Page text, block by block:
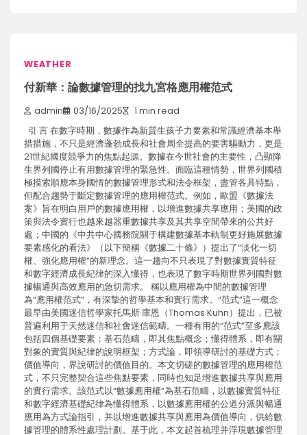
WEATHER
付新華：論數據管理的找九宮格應用權范式
admin 03/16/2025 1 min read
引 言 在數字時期，數據作為新質生孩子力要素和常識經濟基本舉
措措施，不只是經濟蓬勃成長和社會周全提高的要害驅動力，更是
21世紀國度競爭力的焦點起源。數據在今世社會的主要性，凸顯降
生界列國停止有用數據管理的緊急性。面臨這種情勢，世界列國積
極摸索順應本身國情的數據管理形式和法令框架，盡管各具特點，
但配合趨勢于斷定數據管理的應用權范式。例如，歐盟《數據法
案》旨在明白用戶的數據應用權，以增進數據共享應用；美國的政
策與法令實行也越來越器重數據共享及其共享空間帶來的公共好
處；中國的《中共中心國務院關于構建數據基本軌制更好施展數據
要素感化的看法》（以下簡稱《數據二十條》）提出了“淡化一切
權、強化應用權”的新理念。這一趨向不只表現了對數據實質特征
和數字經濟成長紀律的深入懂得，也表現了數字時期世界列國對數
據暢通與高效應用的急切需求。 稱以應用權為中間的數據管理
為“應用權范式”，有深摯的哲學基本和實行需求。“范式”這一概念
最早由美國迷信哲學家托馬斯·庫恩（Thomas Kuhn）提出，已被
普遍利用于天然迷信和社會迷信範疇。一種有用的“范式”至多應該
包括四個基礎要素：基石范疇，即其焦點概念；懂得體系，即有關
對象的實質與紀律的說明框架；方式論，即領導研討的基礎方式；
價值導向，界說研討的價值目的。本文切磋的數據管理的應用權范
式，不只完整契合這些焦點要素，同時也知足增進數據共享與應用
的實行需求。該范式以“數據應用權”為基石范疇，以數據實質特征
和數字經濟基礎紀律為懂得體系，以數據應用權的公道分派與暢通
應用為方式論指引，并以增進數據共享與應用為價值導向，供給數
據管理的體系性處理計劃。基于此，本文起首梳理并浮現數據管理